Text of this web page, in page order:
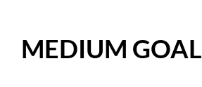
MEDIUM GOAL